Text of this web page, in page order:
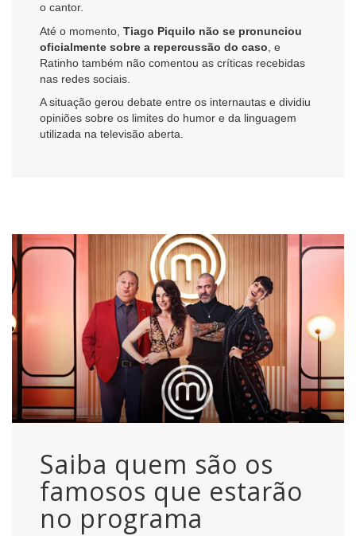
o cantor.
Até o momento, Tiago Piquilo não se pronunciou
oficialmente sobre a repercussão do caso , e
Ratinho também não comentou as críticas recebidas
nas redes sociais.
A situação gerou debate entre os internautas e dividiu
opiniões sobre os limites do humor e da linguagem
utilizada na televisão aberta.
Saiba quem são os
famosos que estarão
no programa